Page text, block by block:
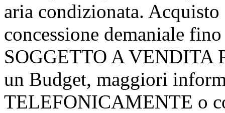
aria condizionata.
concessione demaniale
SOGGETTO A VENDITA
un Budget, maggiori
TELEFONICAMENTE o